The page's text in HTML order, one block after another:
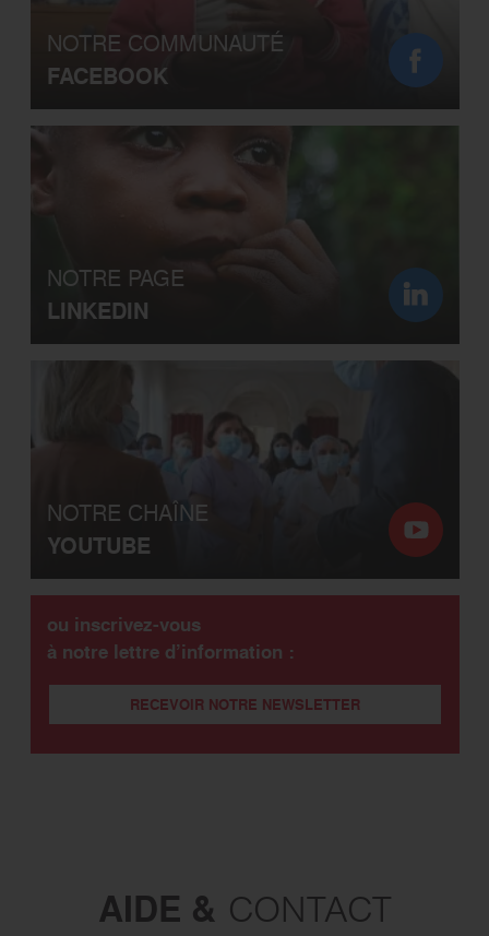
NOTRE COMMUNAUTÉ
FACEBOOK
NOTRE PAGE
LINKEDIN
NOTRE CHAÎNE
YOUTUBE
ou inscrivez-vous
à notre lettre d’information :
RECEVOIR NOTRE NEWSLETTER
AIDE & CONTACT